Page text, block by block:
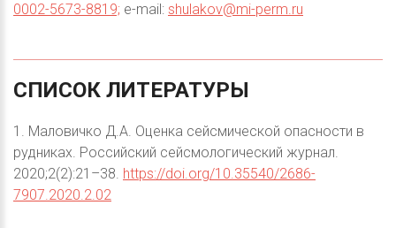
0002-5673-8819; e-mail: shulakov@mi-perm.ru
СПИСОК ЛИТЕРАТУРЫ
1. Маловичко Д.А. Оценка сейсмической опасности в
рудниках. Российский сейсмологический журнал.
2020;2(2):21–38. https://doi.org/10.35540/2686-
7907.2020.2.02